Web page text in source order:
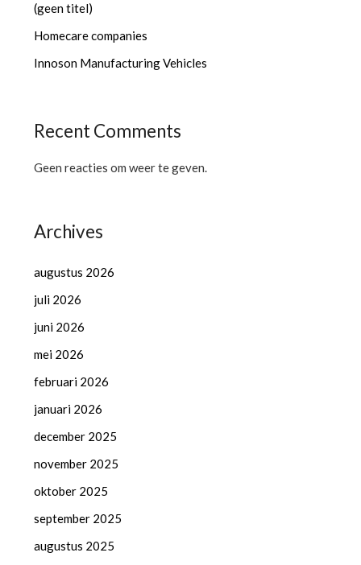
(geen titel)
Homecare companies
Innoson Manufacturing Vehicles
Recent Comments
Geen reacties om weer te geven.
Archives
augustus 2026
juli 2026
juni 2026
mei 2026
februari 2026
januari 2026
december 2025
november 2025
oktober 2025
september 2025
augustus 2025